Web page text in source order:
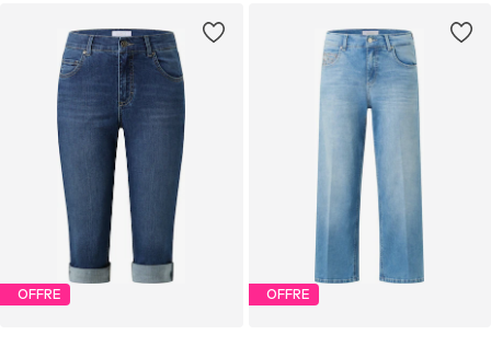
OFFRE OFFRE